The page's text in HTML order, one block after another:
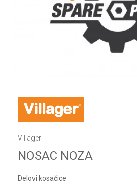
Villager
NOSAC NOZA
Delovi kosačice